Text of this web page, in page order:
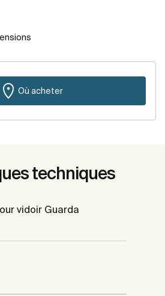
Où acheter
techniques
vidoir Guarda